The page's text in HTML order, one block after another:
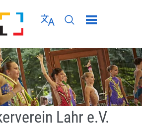
Sprache wählen
Seiten-Suche
Menü schließen
Lahr e.V.